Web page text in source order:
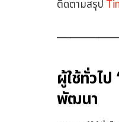
ติดตามสรุป
ผู้ใช้ทั่วไ
พัฒนา